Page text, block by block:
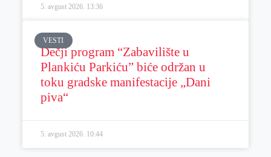
5. avgust 2026. 13:36
VESTI
Dečji program “Zabavilište u
Plankiću Parkiću” biće održan u
toku gradske manifestacije „Dani
piva“
5. avgust 2026. 10:44